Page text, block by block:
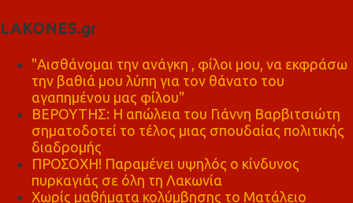
LAKONES.gr
"Αισθάνομαι την ανάγκη , φίλοι μου, να εκφράσω
την βαθιά μου λύπη για τον θάνατο του
αγαπημένου μας φίλου"
ΒΕΡΟΥΤΗΣ: Η απώλεια του Γιάννη Βαρβιτσιώτη
σηματοδοτεί το τέλος μιας σπουδαίας πολιτικής
διαδρομής
ΠΡΟΣΟΧΗ! Παραμένει υψηλός ο κίνδυνος
πυρκαγιάς σε όλη τη Λακωνία
Χωρίς μαθήματα κολύμβησης το Ματάλειο